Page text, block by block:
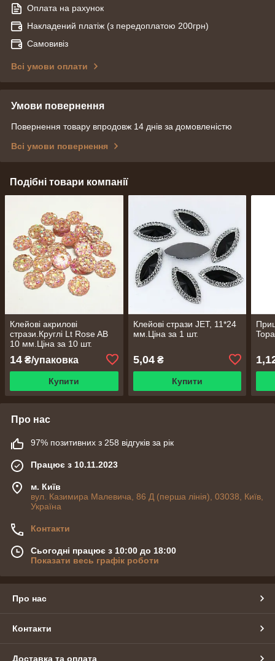
Оплата на рахунок
Накладений платіж (з передоплатою 200грн)
Самовивіз
Всі умови оплати
Умови повернення
Повернення товару впродовж 14 днів за домовленістю
Всі умови повернення
Подібні товари компанії
Клейові акрилові
стрази.Круглі Lt Rose AB
10 мм.Ціна за 10 шт.
14 ₴/упаковка
Купити
Клейові стрази JET, 11*24
мм.Ціна за 1 шт.
5,04₴
Купити
Про нас
97% позитивних з 258 відгуків за рік
Працює з 10.11.2023
м. Київ
вул. Казимира Малевича, 86 Д (перша лінія), 03038, Київ,
Україна
Контакти
Сьогодні працює з 10:00 до 18:00
Показати весь графік роботи
Про нас
Контакти
Доставка та оплата